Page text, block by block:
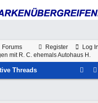
Register Log
Forums
mit R. C. ehemals Autohaus H.
Threads